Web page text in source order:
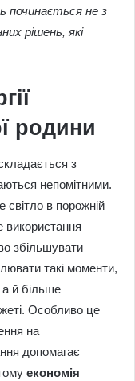
починається не з
рішень, які
родини
з
непомітними.
світло в порожній
використання
збільшувати
такі моменти,
й більше
Особливо це
на
допомагає
економія